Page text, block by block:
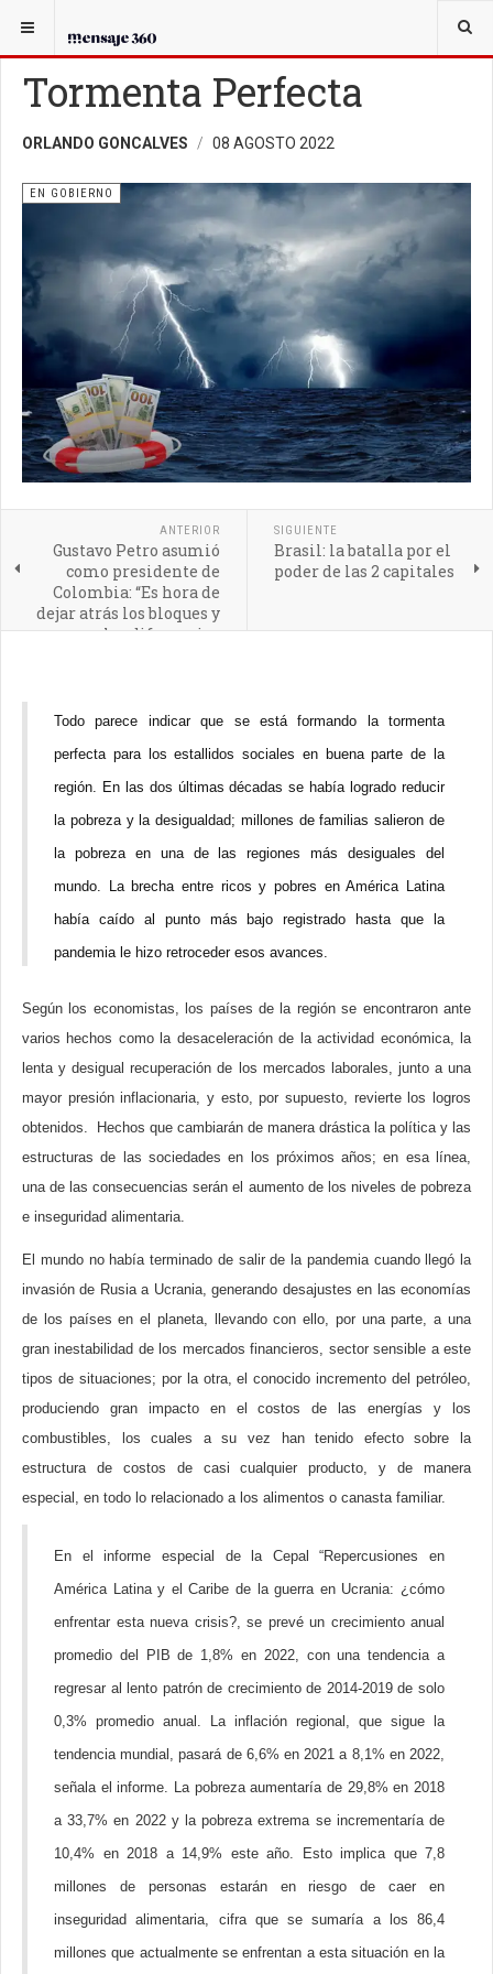
USTED ESTÁ AQUÍ:
Tormenta Perfecta
ORLANDO GONCALVES 08 AGOSTO 2022
EN GOBIERNO
ANTERIOR
Gustavo Petro asumió
como presidente de
Colombia: “Es hora de
dejar atrás los bloques y
las diferencias
SIGUIENTE
Brasil: la batalla por el
poder de las 2 capitales
Todo parece indicar que se está formando la tormenta
perfecta para los estallidos sociales en buena parte de la
región. En las dos últimas décadas se había logrado reducir
la pobreza y la desigualdad; millones de familias salieron de
la pobreza en una de las regiones más desiguales del
mundo. La brecha entre ricos y pobres en América Latina
había caído al punto más bajo registrado hasta que la
pandemia le hizo retroceder esos avances.
Según los economistas, los países de la región se encontraron ante
varios hechos como la desaceleración de la actividad económica, la
lenta y desigual recuperación de los mercados laborales, junto a una
mayor presión inflacionaria, y esto, por supuesto, revierte los logros
obtenidos. Hechos que cambiarán de manera drástica la política y las
estructuras de las sociedades en los próximos años; en esa línea,
una de las consecuencias serán el aumento de los niveles de pobreza
e inseguridad alimentaria.
El mundo no había terminado de salir de la pandemia cuando llegó la
invasión de Rusia a Ucrania, generando desajustes en las economías
de los países en el planeta, llevando con ello, por una parte, a una
gran inestabilidad de los mercados financieros, sector sensible a este
tipos de situaciones; por la otra, el conocido incremento del petróleo,
produciendo gran impacto en el costos de las energías y los
combustibles, los cuales a su vez han tenido efecto sobre la
estructura de costos de casi cualquier producto, y de manera
especial, en todo lo relacionado a los alimentos o canasta familiar.
En el informe especial de la Cepal “Repercusiones en
América Latina y el Caribe de la guerra en Ucrania: ¿cómo
enfrentar esta nueva crisis?, se prevé un crecimiento anual
promedio del PIB de 1,8% en 2022, con una tendencia a
regresar al lento patrón de crecimiento de 2014-2019 de solo
0,3% promedio anual. La inflación regional, que sigue la
tendencia mundial, pasará de 6,6% en 2021 a 8,1% en 2022,
señala el informe. La pobreza aumentaría de 29,8% en 2018
a 33,7% en 2022 y la pobreza extrema se incrementaría de
10,4% en 2018 a 14,9% este año. Esto implica que 7,8
millones de personas estarán en riesgo de caer en
inseguridad alimentaria, cifra que se sumaría a los 86,4
millones que actualmente se enfrentan a esta situación en la